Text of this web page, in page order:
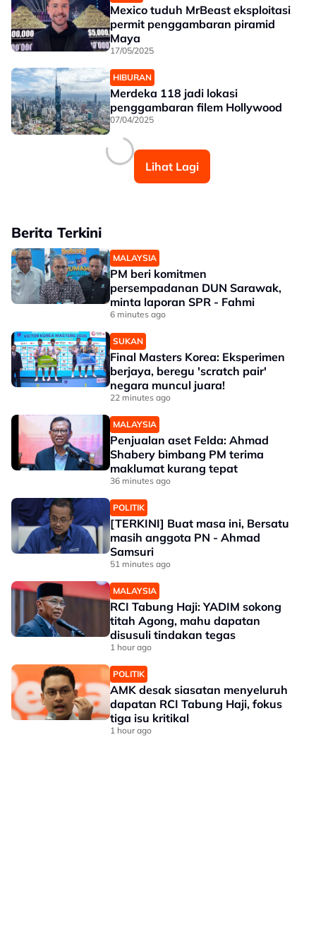
Mexico tuduh MrBeast eksploitasi
permit penggambaran piramid
Maya
17/05/2025
HIBURAN
Merdeka 118 jadi lokasi
penggambaran filem Hollywood
07/04/2025
Lihat Lagi
Berita Terkini
MALAYSIA
PM beri komitmen
persempadanan DUN Sarawak,
minta laporan SPR - Fahmi
6 minutes ago
SUKAN
Final Masters Korea: Eksperimen
berjaya, beregu 'scratch pair'
negara muncul juara!
22 minutes ago
MALAYSIA
Penjualan aset Felda: Ahmad
Shabery bimbang PM terima
maklumat kurang tepat
36 minutes ago
POLITIK
[TERKINI] Buat masa ini, Bersatu
masih anggota PN - Ahmad
Samsuri
51 minutes ago
MALAYSIA
RCI Tabung Haji: YADIM sokong
titah Agong, mahu dapatan
disusuli tindakan tegas
1 hour ago
POLITIK
AMK desak siasatan menyeluruh
dapatan RCI Tabung Haji, fokus
tiga isu kritikal
1 hour ago